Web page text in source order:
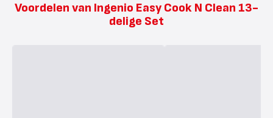
Voordelen van Ingenio Easy Cook N Clean 13-
delige Set